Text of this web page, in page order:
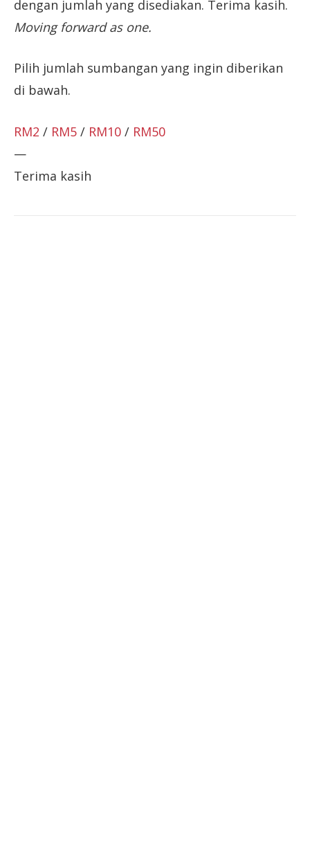
dengan jumlah yang disediakan. Terima kasih.
Moving forward as one.
Pilih jumlah sumbangan yang ingin diberikan
di bawah.
RM2 / RM5 / RM10 / RM50
—
Terima kasih